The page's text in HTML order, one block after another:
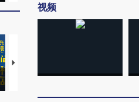
【推广】走进第四届链博
会，让数智科技“链”接产
【特别呈
视频